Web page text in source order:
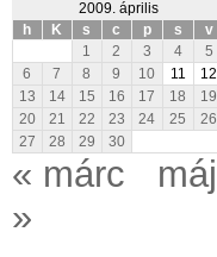
2009. április
h
K s c p s
v
1
2 3 4
5
6
7 8 9 10 11
12
13
14 15 16 17 18
19
20
21 22 23 24 25
26
27
28 29 30
« márc
máj
»